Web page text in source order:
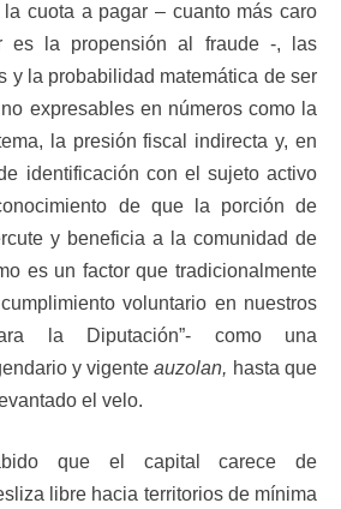
cuota a pagar – cuanto más caro
es la propensión al fraude -, las
y la probabilidad matemática de ser
expresables en números como la
la presión fiscal indirecta y, en
identificación con el sujeto activo
de que la porción de
y beneficia a la comunidad de
es un factor que tradicionalmente
voluntario en nuestros
la Diputación”- como una
y vigenteauzolan, hasta que
el velo.
que el capital carece de
libre hacia territorios de mínima